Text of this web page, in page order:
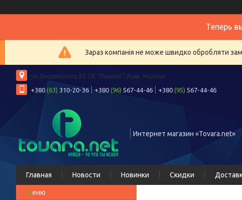
Теперь
Зараз компанія не може швидко обробляти
ул.Закревского,93, ГК "Пивнич", Київ, Україна
+380 (63) 310-20-36 +380 (96) 567-44-46 +380 (95) 567-44-46
Интернет магазин «Tovara.net»
Главная Новости Новинки Скидки